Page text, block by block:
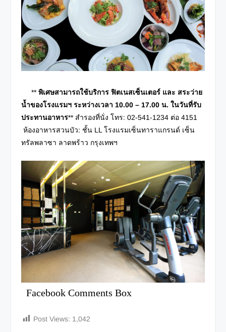
**พิเศษสามารถใช้บริการ ฟิตเนสเซ็นเตอร์ และ สระว่าย
น้ำของโรงแรมฯ ระหว่างเวลา 10.00 – 17.00 น. ในวันที่รับ
ประทานอาหาร** สำรองที่นั่ง โทร: 02-541-1234 ต่อ 4151
ห้องอาหารสวนบัว: ชั้น LL โรงแรมเซ็นทาราแกรนด์ เซ็น
ทรัลพลาซา ลาดพร้าว กรุงเทพฯ
Facebook Comments Box
Post Views: 1,042